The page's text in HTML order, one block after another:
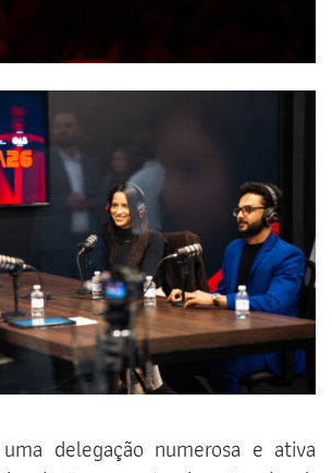
delegação numerosa e ativa